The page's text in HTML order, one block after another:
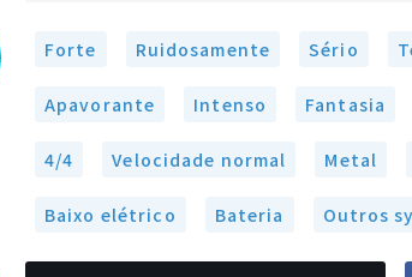
Forte Ruidosamente Sério
Apavorante Intenso Fantasia
4/4 Velocidade normal Metal
Baixo elétrico Bateria Outros